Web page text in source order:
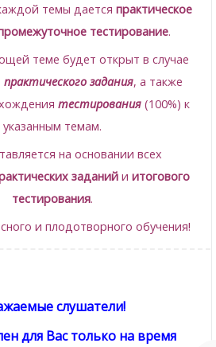
темы даетсяпрактическое
тестирование.
теме будет открыт в случае
практического задания, а также
тестирования (100%) к
указанным темам.
на основании всех
заданийиитогового
тестирования.
и плодотворного обучения!
слушатели!
для Вас только на время